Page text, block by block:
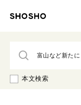
本文検索